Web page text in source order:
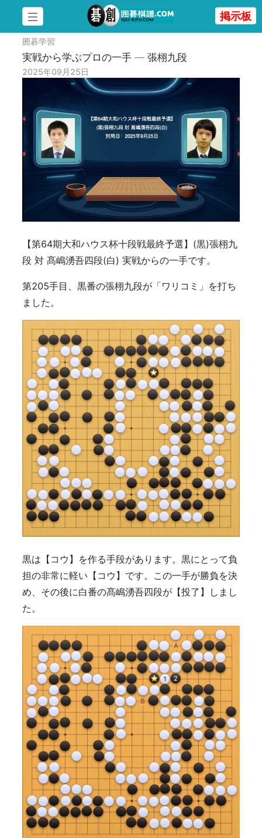
掲示板
囲碁学習
実戦から学ぶプロの一手 — 張栩九段
2025年09月25日
【第64期大和ハウス杯十段戦最終予選】(黒)張栩九
段 対 髙嶋湧吾四段(白) 実戦からの一手です。
第205手目、黒番の張栩九段が「ワリコミ」を打ち
ました。
黒は【コウ】を作る手段があります。黒にとって負
担の非常に軽い【コウ】です。この一手が勝負を決
め、その後に白番の髙嶋湧吾四段が【投了】しまし
た。